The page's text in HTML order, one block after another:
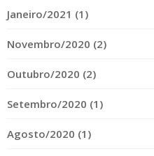
Janeiro/2021 (1)
Novembro/2020 (2)
Outubro/2020 (2)
Setembro/2020 (1)
Agosto/2020 (1)